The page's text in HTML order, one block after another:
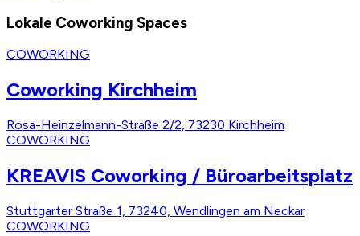
Lokale Coworking Spaces
COWORKING
Coworking Kirchheim
Rosa-Heinzelmann-Straße 2/2, 73230 Kirchheim
COWORKING
KREAVIS Coworking / Büroarbeitsplatz
Stuttgarter Straße 1, 73240, Wendlingen am Neckar
COWORKING